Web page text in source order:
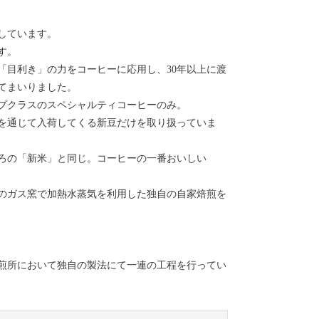
ています。
。
目利き」の力をコーヒーに応用し、30年以上に渡
まいりました。
ラスのスペシャルティコーヒーのみ。
じて入荷してくる新豆だけを取り扱っていま
の「新米」と同じ。コーヒーの一番おいしい
ガス窯で加熱水蒸気を利用した独自の自家焙煎を
所において独自の製法にて一連の工程を行ってい